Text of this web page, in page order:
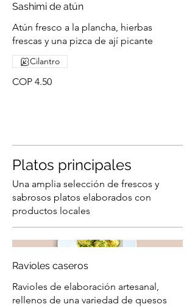
Sashimi de atún
Atún fresco a la plancha, hierbas
frescas y una pizca de ají picante
COP 4.50
Cilantro
Platos principales
Una amplia selección de frescos y
sabrosos platos elaborados con
productos locales
Ravioles caseros
Ravioles de elaboración artesanal,
rellenos de una variedad de quesos